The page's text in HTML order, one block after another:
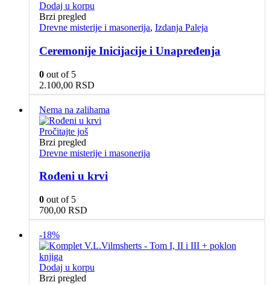
Dodaj u korpu
Brzi pregled
Drevne misterije i masonerija, Izdanja Paleja
Ceremonije Inicijacije i Unapređenja
0 out of 5
2.100,00 RSD
Nema na zalihama
Pročitajte još
Brzi pregled
Drevne misterije i masonerija
Rođeni u krvi
0 out of 5
700,00 RSD
-18%
Dodaj u korpu
Brzi pregled